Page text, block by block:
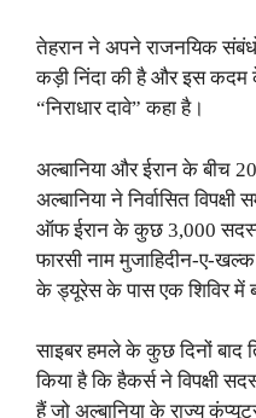
तेहरान ने अपने राजनयिक
कड़ी निंदा की है और इस कदम
“निराधार दावे” कहा है।
अल्बानिया और ईरान के बीच
अल्बानिया ने निर्वासित
ऑफ ईरान के कुछ 3,000
फारसी नाम मुजाहिदीन-ए-
के ड्यूरेस के पास एक शिविर में
साइबर हमले के कुछ दिनों बाद
किया है कि हैकर्स ने विपक्षी
हैं जो अल्बानिया के राज्य